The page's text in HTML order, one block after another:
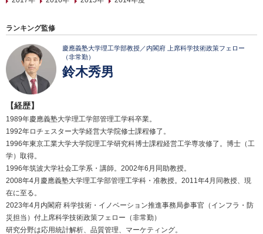
ランキング監修
慶應義塾大学理工学部教授／内閣府 上席科学技術政策フェロー
（非常勤）
鈴木秀男
【経歴】
1989年慶應義塾大学理工学部管理工学科卒業。
1992年ロチェスター大学経営大学院修士課程修了。
1996年東京工業大学大学院理工学研究科博士課程経営工学専攻修了。博士（工
学）取得。
1996年筑波大学社会工学系・講師。2002年6月同助教授。
2008年4月慶應義塾大学理工学部管理工学科・准教授。2011年4月同教授、現
在に至る。
2023年4月内閣府 科学技術・イノベーション推進事務局参事官（インフラ・防
災担当）付上席科学技術政策フェロー（非常勤）
研究分野は応用統計解析、品質管理、マーケティング。